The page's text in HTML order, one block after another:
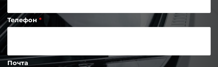
Телефон
Почта